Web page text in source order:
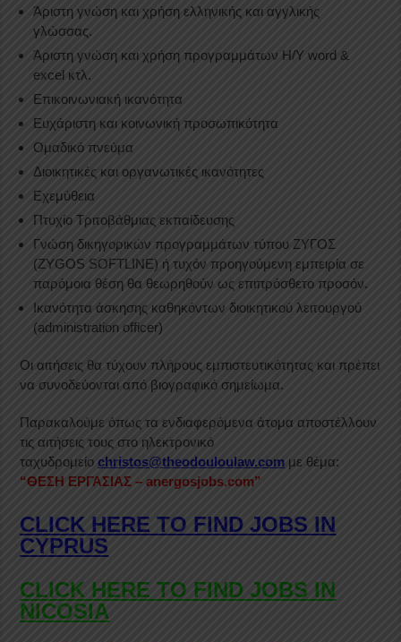
Άριστη γνώση και χρήση ελληνικής και αγγλικής
γλώσσας.
Άριστη γνώση και χρήση προγραμμάτων Η/Υ word &
excel κτλ.
Επικοινωνιακή ικανότητα
Ευχάριστη και κοινωνική προσωπικότητα
Ομαδικό πνεύμα
Διοικητικές και οργανωτικές ικανότητες
Εχεμύθεια
Πτυχίο Τριτοβάθμιας εκπαίδευσης
Γνώση δικηγορικών προγραμμάτων τύπου ΖΥΓΟΣ
(ZYGOS SOFTLINE) ή τυχόν προηγούμενη εμπειρία σε
παρόμοια θέση θα θεωρηθούν ως επιπρόσθετο προσόν.
Ικανότητα άσκησης καθηκόντων διοικητικού λειτουργού
(administration officer)
Οι αιτήσεις θα τύχουν πλήρους εμπιστευτικότητας και πρέπει
να συνοδεύονται από βιογραφικό σημείωμα.
Παρακαλούμε όπως τα ενδιαφερόμενα άτομα αποστέλλουν
τις αιτήσεις τους στο ηλεκτρονικό
ταχυδρομείοchristos@theodouloulaw.com με θέμα:
“ΘΕΣΗ ΕΡΓΑΣΙΑΣ – anergosjobs.com”
CLICK HERE TO FIND JOBS IN
CYPRUS
CLICK HERE TO FIND JOBS IN
NICOSIA